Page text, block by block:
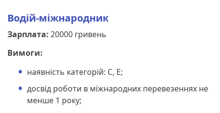
Водій-міжнародник
Зарплата: 20000 гривень
Вимоги:
наявність категорій: С, Е;
досвід роботи в міжнародних перевезеннях не
менше 1 року;